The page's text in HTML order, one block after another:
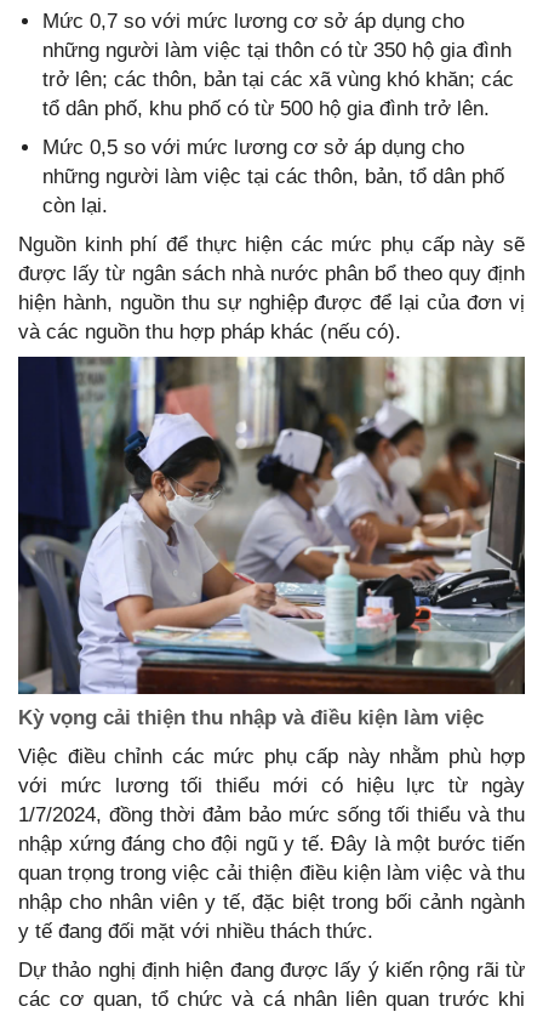
Mức 0,7 so với mức lương cơ sở áp dụng cho
những người làm việc tại thôn có từ 350 hộ gia đình
trở lên; các thôn, bản tại các xã vùng khó khăn; các
tổ dân phố, khu phố có từ 500 hộ gia đình trở lên.
Mức 0,5 so với mức lương cơ sở áp dụng cho
những người làm việc tại các thôn, bản, tổ dân phố
còn lại.
Nguồn kinh phí để thực hiện các mức phụ cấp này sẽ
được lấy từ ngân sách nhà nước phân bổ theo quy định
hiện hành, nguồn thu sự nghiệp được để lại của đơn vị
và các nguồn thu hợp pháp khác (nếu có).
Kỳ vọng cải thiện thu nhập và điều kiện làm việc
Việc điều chỉnh các mức phụ cấp này nhằm phù hợp
với mức lương tối thiểu mới có hiệu lực từ ngày
1/7/2024, đồng thời đảm bảo mức sống tối thiểu và thu
nhập xứng đáng cho đội ngũ y tế. Đây là một bước tiến
quan trọng trong việc cải thiện điều kiện làm việc và thu
nhập cho nhân viên y tế, đặc biệt trong bối cảnh ngành
y tế đang đối mặt với nhiều thách thức.
Dự thảo nghị định hiện đang được lấy ý kiến rộng rãi từ
các cơ quan, tổ chức và cá nhân liên quan trước khi